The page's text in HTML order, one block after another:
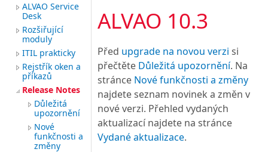
ALVAO Service
Desk
Rozšiřující
moduly
ITIL prakticky
Rejstřík oken a
příkazů
Release Notes
Důležitá
upozornění
Nové
funkčnosti a
změny
ALVAO 10.3
Před upgrade na novou verzi si
přečtěte Důležitá upozornění. Na
stránce Nové funkčnosti a změny
najdete seznam novinek a změn v
nové verzi. Přehled vydaných
aktualizací najdete na stránce
Vydané aktualizace.